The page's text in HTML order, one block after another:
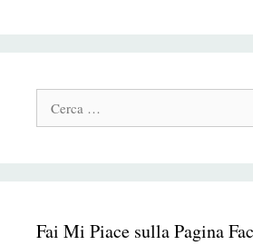
Cerca:
Fai Mi Piace sulla Pagina